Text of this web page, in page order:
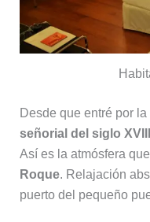
Desde que entré por
señorial del siglo XVIII
Así es la atmósfera
Roque. Relajación
puerto del pequeño